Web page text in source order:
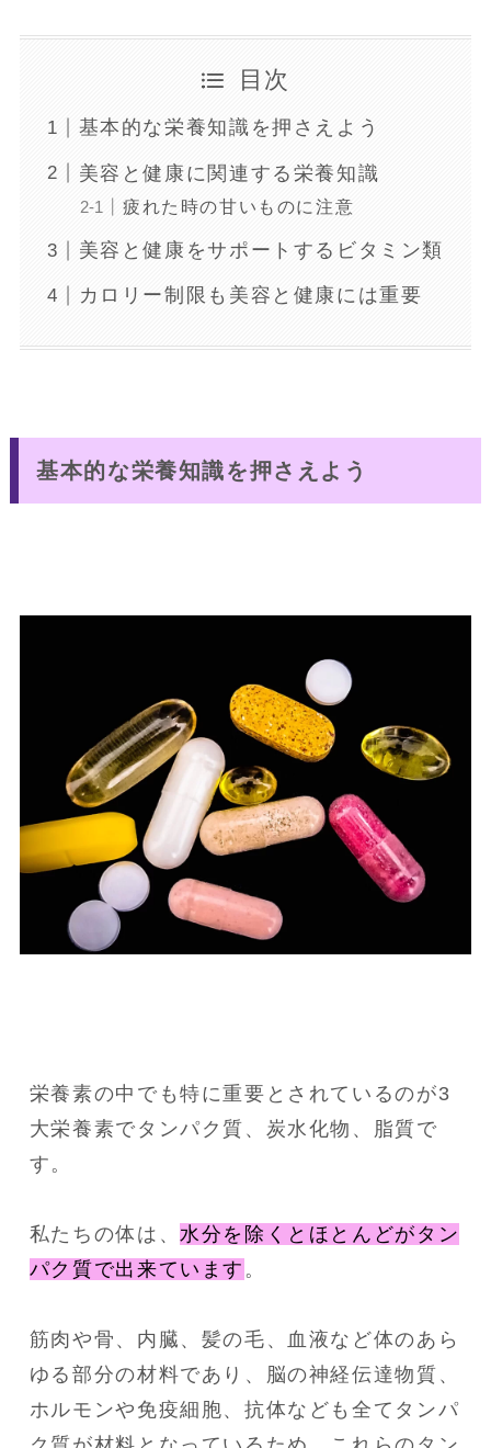
目次
基本的な栄養知識を押さえよう
美容と健康に関連する栄養知識
疲れた時の甘いものに注意
美容と健康をサポートするビタミン類
カロリー制限も美容と健康には重要
基本的な栄養知識を押さえよう
栄養素の中でも特に重要とされているのが3
大栄養素でタンパク質、炭水化物、脂質で
す。
私たちの体は、 水分を除くとほとんどがタン
パク質で出来ています 。
筋肉や骨、内臓、髪の毛、血液など体のあら
ゆる部分の材料であり、脳の神経伝達物質、
ホルモンや免疫細胞、抗体なども全てタンパ